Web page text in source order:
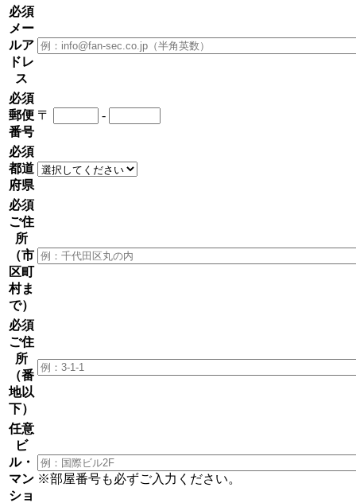
必須
メー
ルア
ドレ
ス
必須
郵便
番号
〒 -
必須
都道
府県
必須
ご住
所
（市
区町
村ま
で）
必須
ご住
所
（番
地以
下）
任意
ビ
ル・
マン
ショ
※部屋番号も必ずご入力ください。